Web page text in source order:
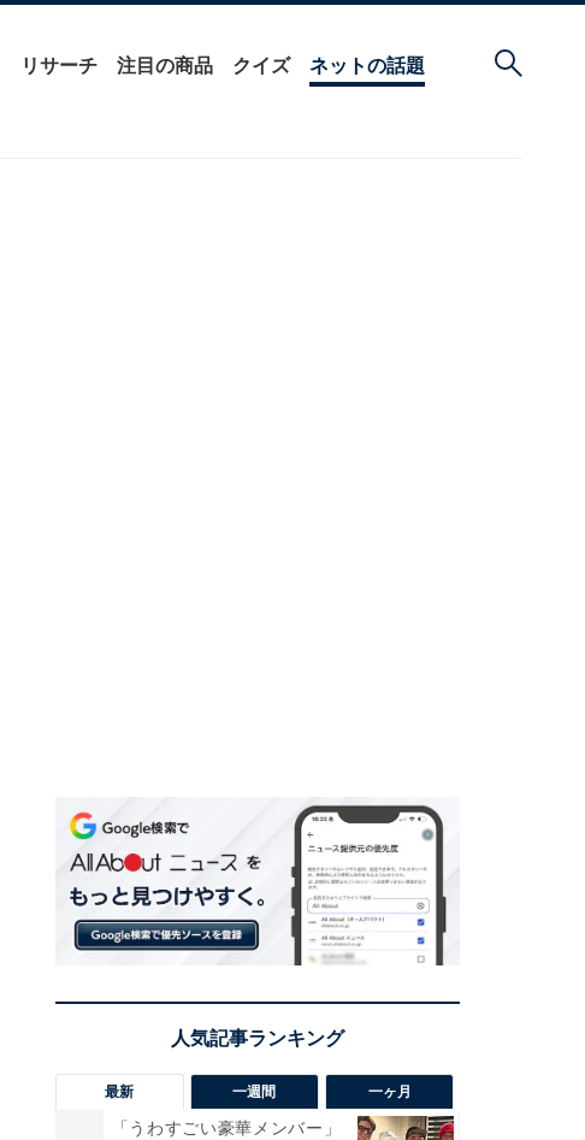
リサーチ 注目の商品 クイズ ネットの話題
最新 一週間 一ヶ月
「うわすごい豪華メンバー」